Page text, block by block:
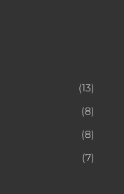
(13)
(8)
(8)
(7)